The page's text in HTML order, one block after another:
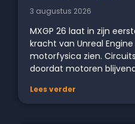
3 augustus 2026
MXGP 26 laat in zijn
kracht van Unreal
motorfysica zien.
doordat motoren
Lees verder